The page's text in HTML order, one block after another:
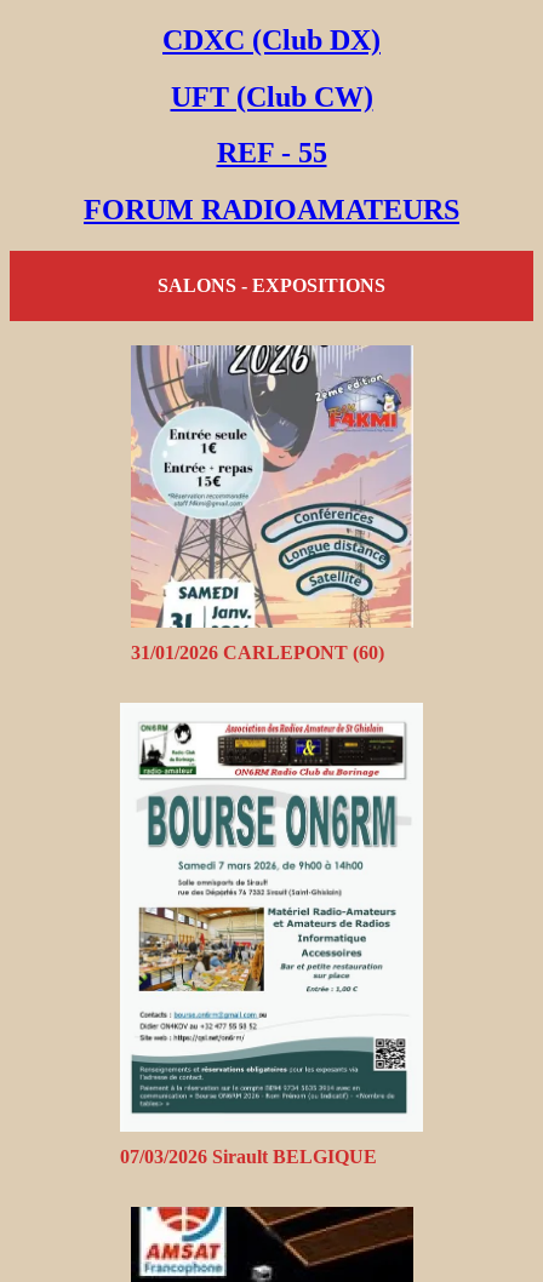
CDXC (Club DX)
UFT (Club CW)
REF - 55
FORUM RADIOAMATEURS
SALONS - EXPOSITIONS
31/01/2026 CARLEPONT (60)
07/03/2026 Sirault BELGIQUE